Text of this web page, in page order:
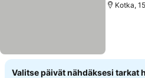
Kotka,
Valitse päivät nähdäksesi tarkat